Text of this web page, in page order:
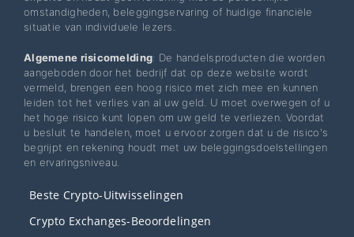
omstandigheden, beleggingservaring of huidige financiële
situatie van individuele lezers.
Algemene risicomelding: De handelsproducten die worden
aangeboden door het bedrijf dat op deze website wordt
vermeld, brengen een hoog risico met zich mee en kunnen
leiden tot het verlies van al uw geld. U moet overwegen of u
het hoge risico kunt lopen om uw geld te verliezen. Voordat
u besluit te handelen, moet u ervoor zorgen dat u de risico's
begrijpt en rekening houdt met uw beleggingsdoelstellingen
en ervaringsniveau.
Beste Crypto-Uitwisselingen
Crypto Exchanges-Beoordelingen